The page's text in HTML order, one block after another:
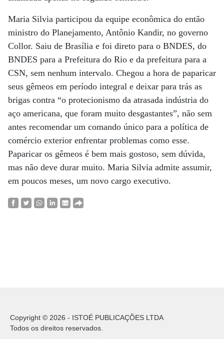
Maria Silvia participou da equipe econômica do então
ministro do Planejamento, Antônio Kandir, no governo
Collor. Saiu de Brasília e foi direto para o BNDES, do
BNDES para a Prefeitura do Rio e da prefeitura para a
CSN, sem nenhum intervalo. Chegou a hora de paparicar
seus gêmeos em período integral e deixar para trás as
brigas contra “o protecionismo da atrasada indústria do
aço americana, que foram muito desgastantes”, não sem
antes recomendar um comando único para a política de
comércio exterior enfrentar problemas como esse.
Paparicar os gêmeos é bem mais gostoso, sem dúvida,
mas não deve durar muito. Maria Silvia admite assumir,
em poucos meses, um novo cargo executivo.
Copyright © 2026 - ISTOÉ PUBLICAÇÕES LTDA
Todos os direitos reservados.